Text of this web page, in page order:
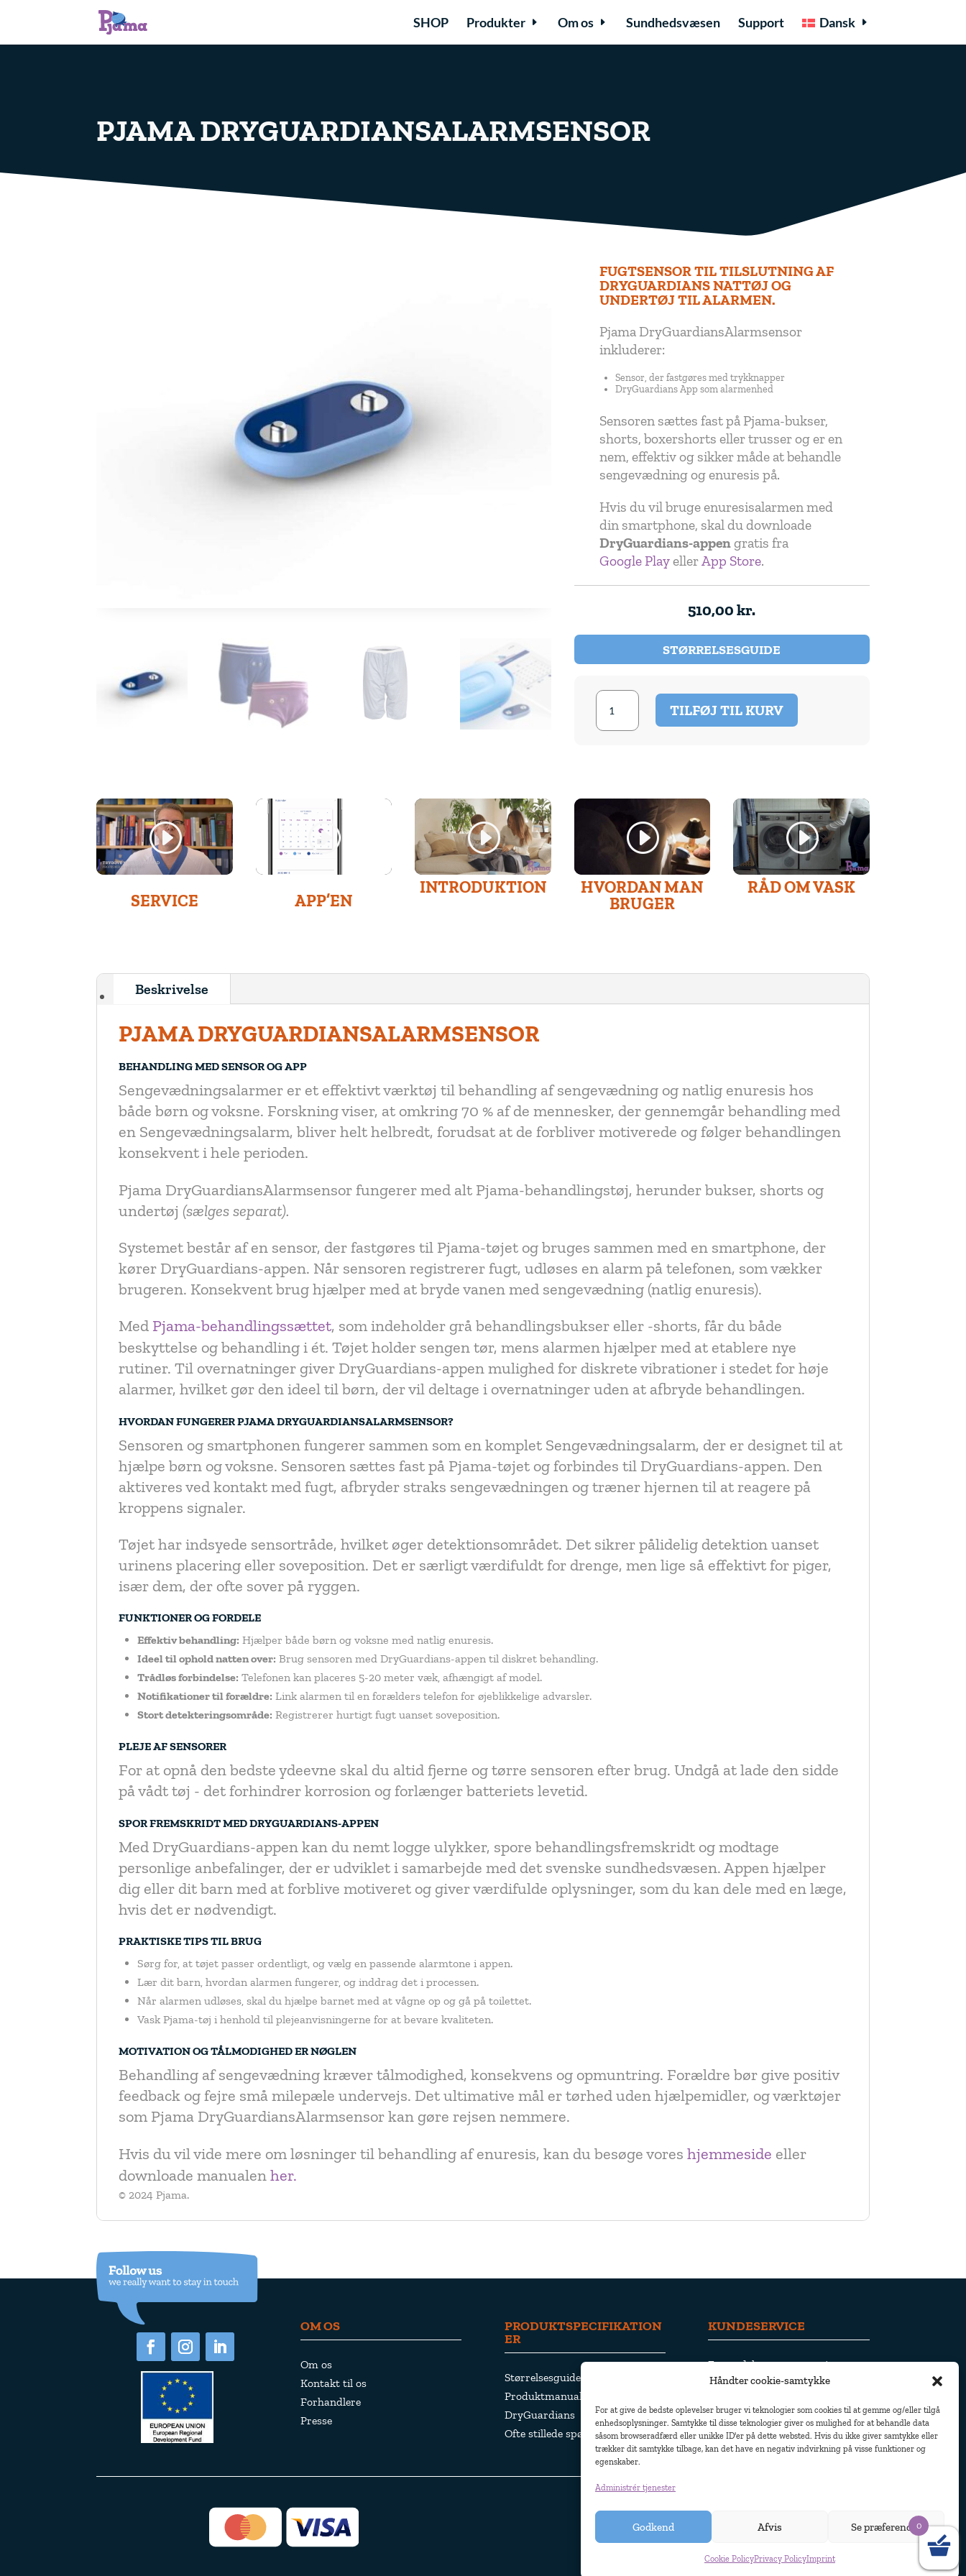
Håndter cookie-samtykke
For at give de bedste oplevelser bruger vi teknologier som cookies til at gemme og/eller tilgå
enhedsoplysninger. Samtykke til disse teknologier giver os mulighed for at behandle data
såsom browseradfærd eller unikke ID'er på dette websted. Hvis du ikke giver samtykke eller
trækker dit samtykke tilbage, kan det have en negativ indvirkning på visse funktioner og
egenskaber.
Administrér tjenester
Godkend Afvis Se præferencer
Cookie PolicyPrivacy PolicyImprint
SHOP Produkter Om os Sundhedsvæsen Support Dansk
PJAMA DRYGUARDIANSALARMSENSOR
FUGTSENSOR TIL TILSLUTNING AF
DRYGUARDIANS NATTØJ OG
UNDERTØJ TIL ALARMEN.
Pjama DryGuardiansAlarmsensor
inkluderer:
Sensor, der fastgøres med trykknapper
DryGuardians App som alarmenhed
Sensoren sættes fast på Pjama-bukser,
shorts, boxershorts eller trusser og er en
nem, effektiv og sikker måde at behandle
sengevædning og enuresis på.
Hvis du vil bruge enuresisalarmen med
din smartphone, skal du downloade
DryGuardians-appengratis fra
Google PlayellerApp Store.
510,00kr.
STØRRELSESGUIDE
Pjama
DryGuardiansAlarmsensor
antal
TILFØJ TIL KURV
SERVICE APP’EN
INTRODUKTION
HVORDAN MAN
BRUGER
RÅD OM VASK
Beskrivelse
PJAMA DRYGUARDIANSALARMSENSOR
BEHANDLING MED SENSOR OG APP
Sengevædningsalarmer er et effektivt værktøj til behandling af sengevædning og natlig enuresis hos
både børn og voksne. Forskning viser, at omkring 70 % af de mennesker, der gennemgår behandling med
en Sengevædningsalarm, bliver helt helbredt, forudsat at de forbliver motiverede og følger behandlingen
konsekvent i hele perioden.
Pjama DryGuardiansAlarmsensor fungerer med alt Pjama-behandlingstøj, herunder bukser, shorts og
undertøj (sælges separat).
Systemet består af en sensor, der fastgøres til Pjama-tøjet og bruges sammen med en smartphone, der
kører DryGuardians-appen. Når sensoren registrerer fugt, udløses en alarm på telefonen, som vækker
brugeren. Konsekvent brug hjælper med at bryde vanen med sengevædning (natlig enuresis).
Med Pjama-behandlingssættet, som indeholder grå behandlingsbukser eller -shorts, får du både
beskyttelse og behandling i ét. Tøjet holder sengen tør, mens alarmen hjælper med at etablere nye
rutiner. Til overnatninger giver DryGuardians-appen mulighed for diskrete vibrationer i stedet for høje
alarmer, hvilket gør den ideel til børn, der vil deltage i overnatninger uden at afbryde behandlingen.
HVORDAN FUNGERER PJAMA DRYGUARDIANSALARMSENSOR?
Sensoren og smartphonen fungerer sammen som en komplet Sengevædningsalarm, der er designet til at
hjælpe børn og voksne. Sensoren sættes fast på Pjama-tøjet og forbindes til DryGuardians-appen. Den
aktiveres ved kontakt med fugt, afbryder straks sengevædningen og træner hjernen til at reagere på
kroppens signaler.
Tøjet har indsyede sensortråde, hvilket øger detektionsområdet. Det sikrer pålidelig detektion uanset
urinens placering eller soveposition. Det er særligt værdifuldt for drenge, men lige så effektivt for piger,
især dem, der ofte sover på ryggen.
FUNKTIONER OG FORDELE
Effektiv behandling: Hjælper både børn og voksne med natlig enuresis.
Ideel til ophold natten over: Brug sensoren med DryGuardians-appen til diskret behandling.
Trådløs forbindelse: Telefonen kan placeres 5-20 meter væk, afhængigt af model.
Notifikationer til forældre: Link alarmen til en forælders telefon for øjeblikkelige advarsler.
Stort detekteringsområde: Registrerer hurtigt fugt uanset soveposition.
PLEJE AF SENSORER
For at opnå den bedste ydeevne skal du altid fjerne og tørre sensoren efter brug. Undgå at lade den sidde
på vådt tøj - det forhindrer korrosion og forlænger batteriets levetid.
SPOR FREMSKRIDT MED DRYGUARDIANS-APPEN
Med DryGuardians-appen kan du nemt logge ulykker, spore behandlingsfremskridt og modtage
personlige anbefalinger, der er udviklet i samarbejde med det svenske sundhedsvæsen. Appen hjælper
dig eller dit barn med at forblive motiveret og giver værdifulde oplysninger, som du kan dele med en læge,
hvis det er nødvendigt.
PRAKTISKE TIPS TIL BRUG
Sørg for, at tøjet passer ordentligt, og vælg en passende alarmtone i appen.
Lær dit barn, hvordan alarmen fungerer, og inddrag det i processen.
Når alarmen udløses, skal du hjælpe barnet med at vågne op og gå på toilettet.
Vask Pjama-tøj i henhold til plejeanvisningerne for at bevare kvaliteten.
MOTIVATION OG TÅLMODIGHED ER NØGLEN
Behandling af sengevædning kræver tålmodighed, konsekvens og opmuntring. Forældre bør give positiv
feedback og fejre små milepæle undervejs. Det ultimative mål er tørhed uden hjælpemidler, og værktøjer
som Pjama DryGuardiansAlarmsensor kan gøre rejsen nemmere.
Hvis du vil vide mere om løsninger til behandling af enuresis, kan du besøge voreshjemmeside eller
downloade manualenher.
© 2024 Pjama.
OM OS
Om os
Kontakt til os
Forhandlere
Presse
PRODUKTSPECIFIKATION
ER
Størrelsesguide og materialer
Produktmanualer
DryGuardians
Ofte stillede spørgsmål
KUNDESERVICE
Fortrydelse og returnering
Forsendelse og levering
Cookie-politik
© Pjama AB 2010. Alle rettigheder forbeholdes 0